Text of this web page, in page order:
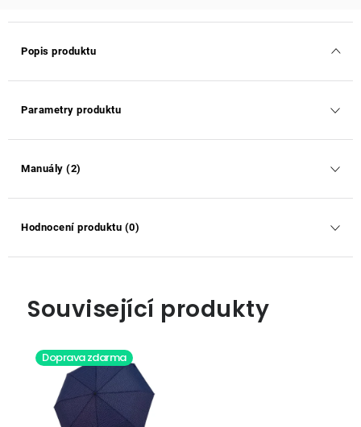
Popis produktu
Parametry produktu
Manuály (2)
Hodnocení produktu (0)
Související produkty
Doprava zdarma